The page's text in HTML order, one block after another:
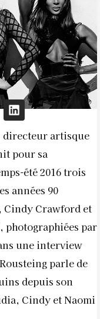
artisque
pour sa
été 2016 trois
années 90
Cindy Crawford et
photographiées par
une interview
parle de
depuis son
Cindy et Naomi